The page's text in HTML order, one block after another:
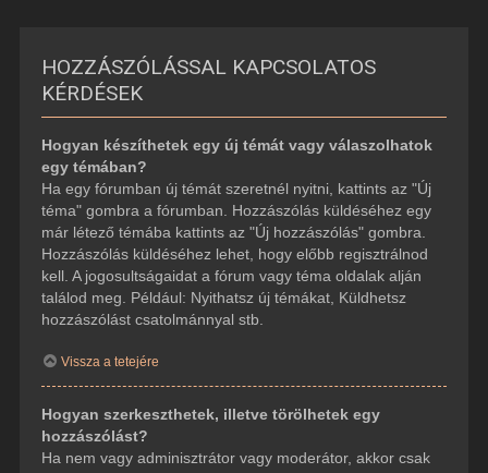
HOZZÁSZÓLÁSSAL KAPCSOLATOS
KÉRDÉSEK
Hogyan készíthetek egy új témát vagy válaszolhatok
egy témában?
Ha egy fórumban új témát szeretnél nyitni, kattints az "Új
téma" gombra a fórumban. Hozzászólás küldéséhez egy
már létező témába kattints az "Új hozzászólás" gombra.
Hozzászólás küldéséhez lehet, hogy előbb regisztrálnod
kell. A jogosultságaidat a fórum vagy téma oldalak alján
találod meg. Például: Nyithatsz új témákat, Küldhetsz
hozzászólást csatolmánnyal stb.
Vissza a tetejére
Hogyan szerkeszthetek, illetve törölhetek egy
hozzászólást?
Ha nem vagy adminisztrátor vagy moderátor, akkor csak